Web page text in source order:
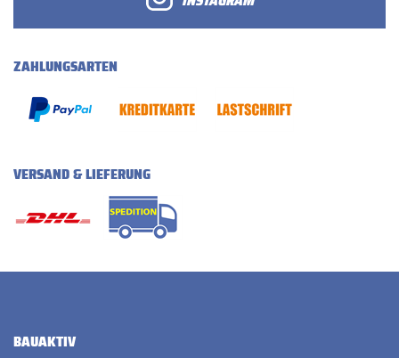
ZAHLUNGSARTEN
VERSAND & LIEFERUNG
BAUAKTIV